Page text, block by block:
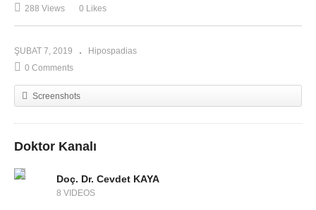
288 Views 0 Likes
ŞUBAT 7, 2019
Hipospadias
0 Comments
Screenshots
Doktor Kanalı
Doç. Dr. Cevdet KAYA
8 VIDEOS